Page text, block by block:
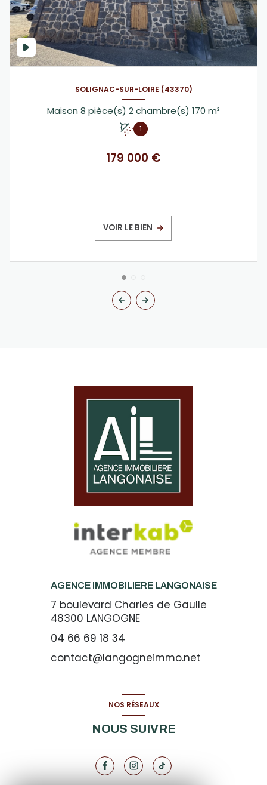
SOLIGNAC-SUR-LOIRE (43370)
Maison 8 pièce(s) 2 chambre(s) 170 m²
1
179 000 €
VOIR LE BIEN
AGENCE IMMOBILIERE LANGONAISE
7 boulevard Charles de Gaulle
48300 LANGOGNE
04 66 69 18 34
contact@langogneimmo.net
NOS RÉSEAUX
NOUS SUIVRE